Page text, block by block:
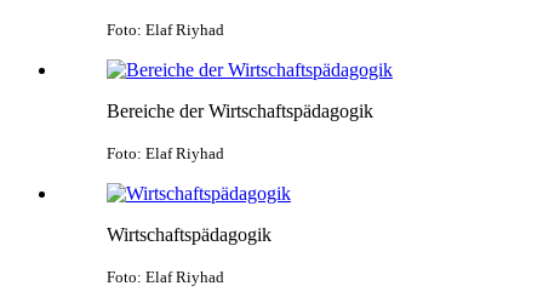
Foto: Elaf Riyhad
Bereiche der Wirtschaftspädagogik
Foto: Elaf Riyhad
Wirtschaftspädagogik
Foto: Elaf Riyhad